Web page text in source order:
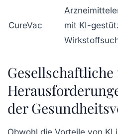
CureVac
mit KI-
der
Obwohl die Vorteile von